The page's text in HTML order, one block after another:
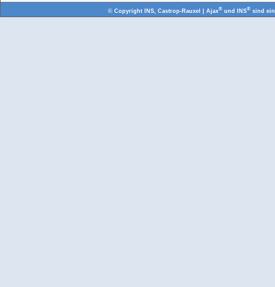
© Copyright INS, Castrop-Rauxel | Ajax®und INS®sind